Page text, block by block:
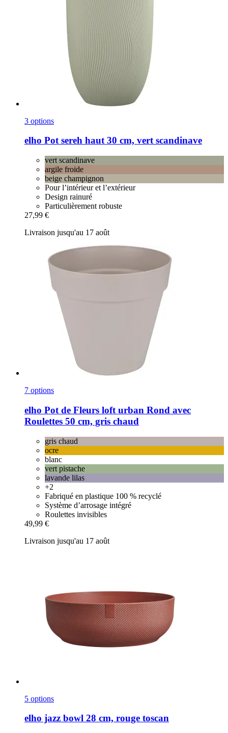
3 options
elho Pot sereh haut 30 cm, vert scandinave
vert scandinave
argile froide
beige champignon
Pour l’intérieur et l’extérieur
Design rainuré
Particulièrement robuste
27,99 €
Livraison jusqu'au 17 août
7 options
elho Pot de Fleurs loft urban Rond avec
Roulettes 50 cm, gris chaud
gris chaud
ocre
blanc
vert pistache
lavande lilas
+2
Fabriqué en plastique 100 % recyclé
Système d’arrosage intégré
Roulettes invisibles
49,99 €
Livraison jusqu'au 17 août
5 options
elho jazz bowl 28 cm, rouge toscan